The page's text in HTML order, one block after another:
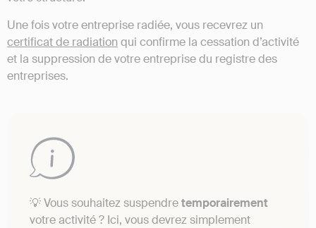
Une fois votre entreprise radiée, vous recevrez un
certificat de radiation qui confirme la cessation d’activité
et la suppression de votre entreprise du registre des
entreprises.
💡 Vous souhaitez suspendretemporairement
votre activité ? Ici, vous devrez simplement